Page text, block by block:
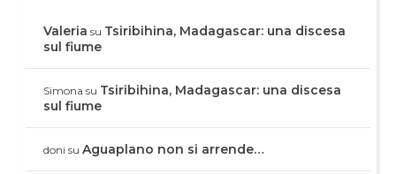
Valeria su Tsiribihina, Madagascar: una discesa
sul fiume
Simona su Tsiribihina, Madagascar: una discesa
sul fiume
doni suAguaplano non si arrende…